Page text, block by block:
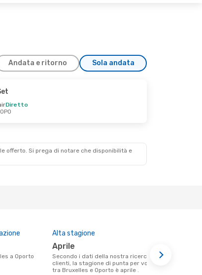
Andata e ritorno Sola andata
Diretto
offerto. Si prega di notare che disponibilità e
a Oporto
Alta stagione
aprile
Secondo i dati della nostra ricerca
clienti, la stagione di punta per volare
tra Bruxelles e Oporto è aprile .